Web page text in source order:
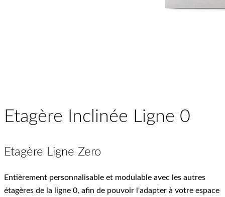
Etagère Inclinée Ligne 0
Etagère Ligne Zero
Entièrement personnalisable et modulable avec les autres
étagères de la ligne 0, afin de pouvoir l'adapter à votre espace